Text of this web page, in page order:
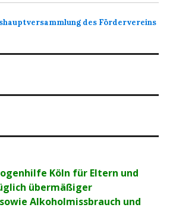
des Fördervereins
Köln für Eltern und
übermäßiger
Alkoholmissbrauch und